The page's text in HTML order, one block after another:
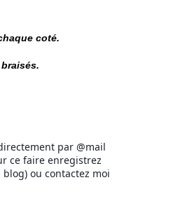
coté.
par @mail
ce faire enregistrez
ou contactez moi